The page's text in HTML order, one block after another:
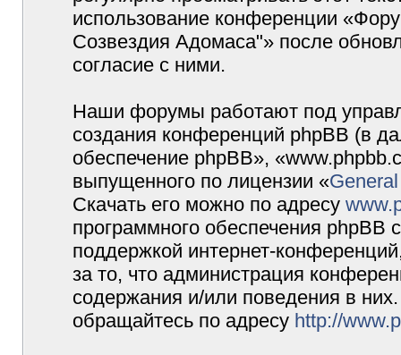
использование конференции
Созвездия Адомаса"» после
согласие с ними.
Наши форумы работают под
создания конференций phpBB (в
обеспечение phpBB»,
выпущенного по лицензии «
Скачать его можно по адресу
программного обеспечения phpBB
поддержкой интернет-
за то, что администрация
содержания и/или поведения в
обращайтесь по адресу http://